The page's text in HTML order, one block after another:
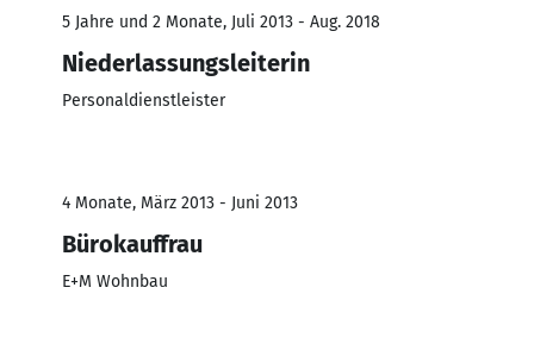
5 Jahre und 2 Monate, Juli 2013 - Aug. 2018
Niederlassungsleiterin
Personaldienstleister
4 Monate, März 2013 - Juni 2013
Bürokauffrau
E+M Wohnbau